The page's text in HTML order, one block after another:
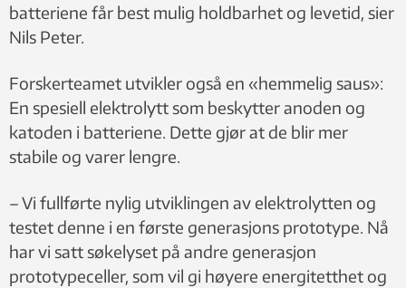
batteriene får best mulig holdbarhet og levetid, sier
Nils Peter.
Forskerteamet utvikler også en «hemmelig saus»:
En spesiell elektrolytt som beskytter anoden og
katoden i batteriene. Dette gjør at de blir mer
stabile og varer lengre.
– Vi fullførte nylig utviklingen av elektrolytten og
testet denne i en første generasjons prototype. Nå
har vi satt søkelyset på andre generasjon
prototypeceller, som vil gi høyere energitetthet og